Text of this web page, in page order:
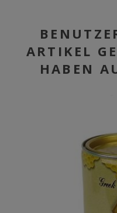
ARTIKEL
HABEN